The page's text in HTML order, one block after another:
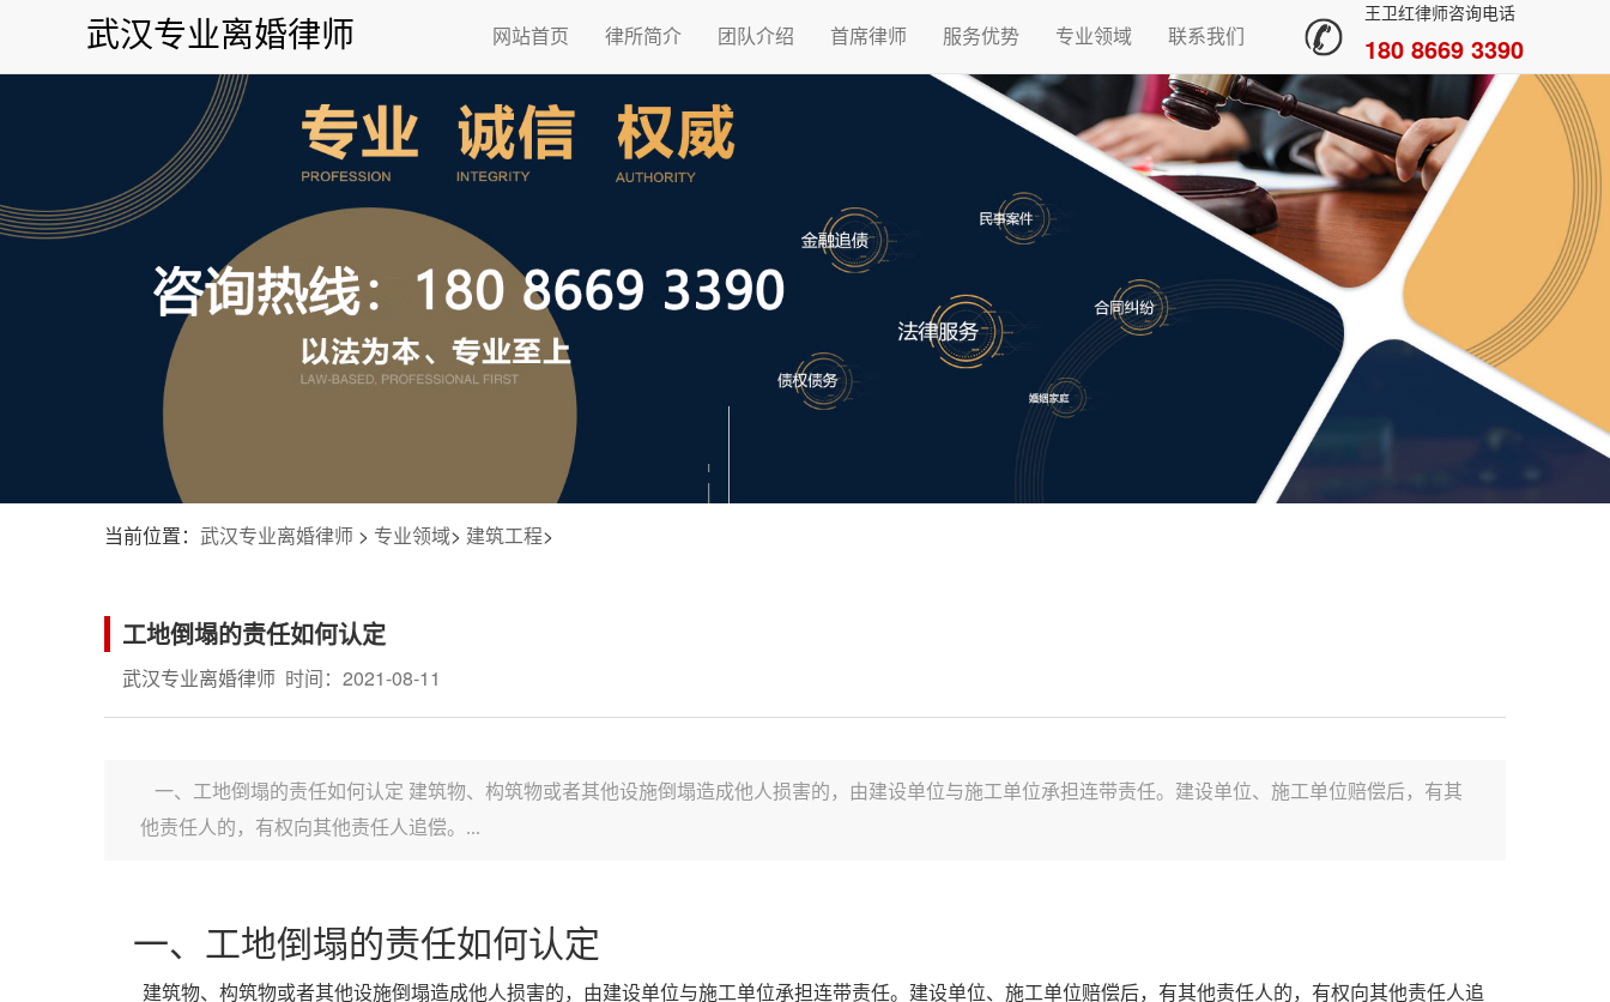
武汉专业离婚律师 网站首页 律所简介 团队介绍 首席律师 服务优势 专业领域 联系我们
王卫红律师咨询电话
180 8669 3390
当前位置： 武汉专业离婚律师 > 专业领域> 建筑工程>
工地倒塌的责任如何认定
武汉专业离婚律师 时间：2021-08-11
一、工地倒塌的责任如何认定 建筑物、构筑物或者其他设施倒塌造成他人损害的，由建设单位与施工单位承担连带责任。建设单位、施工单位赔偿后，有其
他责任人的，有权向其他责任人追偿。...
一、工地倒塌的责任如何认定
建筑物、构筑物或者其他设施倒塌造成他人损害的，由建设单位与施工单位承担连带责任。建设单位、施工单位赔偿后，有其他责任人的，有权向其他责任人追